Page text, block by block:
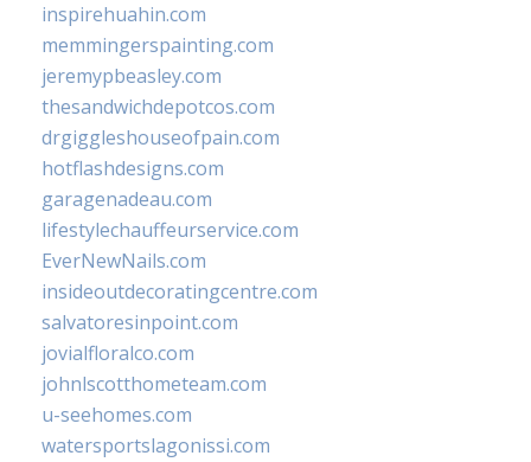
inspirehuahin.com
memmingerspainting.com
jeremypbeasley.com
thesandwichdepotcos.com
drgiggleshouseofpain.com
hotflashdesigns.com
garagenadeau.com
lifestylechauffeurservice.com
EverNewNails.com
insideoutdecoratingcentre.com
salvatoresinpoint.com
jovialfloralco.com
johnlscotthometeam.com
u-seehomes.com
watersportslagonissi.com